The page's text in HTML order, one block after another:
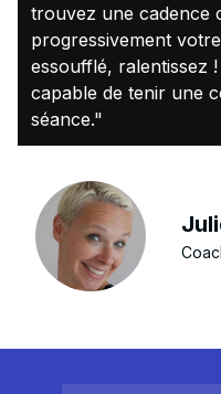
trouvez une cadence
progressivement
essoufflé, ralentissez
capable de tenir une
séance."